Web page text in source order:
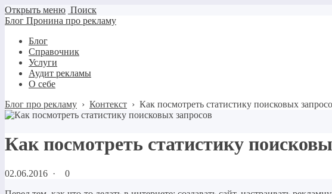
Открыть меню Поиск
Блог Пронина про рекламу
Блог
Справочник
Услуги
Аудит рекламы
О себе
Блог про рекламу › Контекст › Как посмотреть статистику поисковых
Как посмотреть статистику
02.06.2016 ·
0